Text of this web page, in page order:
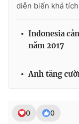
Emagazine
Photo
Video
diễn biến khá
Indonesia
năm 2017
Anh tăng
0 0